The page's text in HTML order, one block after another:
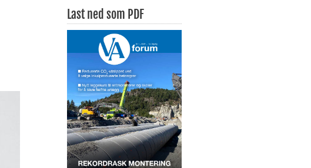
Last ned som PDF